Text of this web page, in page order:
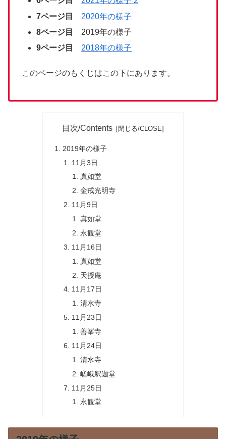
7ページ目
2020年の様子
8ページ目
2019年の様子
9ページ目
2018年の様子
このページのもくじはこの下にあります。
目次/Contents
2019年の様子
11月3日
真如堂
金戒光明寺
11月9日
真如堂
永観堂
11月16日
真如堂
天授庵
11月17日
清水寺
11月23日
善峯寺
11月24日
清水寺
嵯峨釈迦堂
11月25日
永観堂